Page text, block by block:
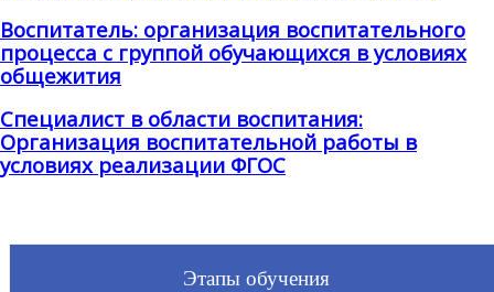
Воспитатель: организация воспитательного
процесса с группой обучающихся в условиях
общежития
Специалист в области воспитания:
Организация воспитательной работы в
условиях реализации ФГОС
Этапы обучения